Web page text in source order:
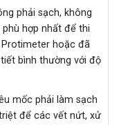
phải sạch, không
hợp nhất để thi
hoặc đã
bình thường với độ
mốc phải làm sạch
để các vết nứt, xử